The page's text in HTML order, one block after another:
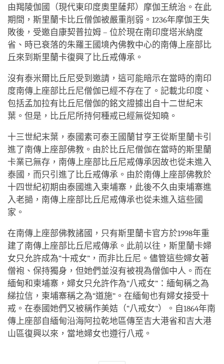
由羯陵伽國（現代東印度奧里薩邦）摩伽王統治。在此
期間，斯里蘭卡比丘僧伽被嚴重削弱。1236年摩伽王失
敗後，受邀自康契普拉姆 – 位於現在南印度塔米納度
省、時已衰落的朱羅王國境內佛教中心的南傳上座部比
丘來到斯里蘭卡復興了比丘戒傳承。
沒有泰米爾比丘尼受到邀請，這可能暗示在當時的南印
度南傳上座部比丘尼僧伽已經不存在了。記載北印度、
包括孟加拉有比丘尼僧伽的銘文證據出自十二世紀末
葉。但是，比丘尼所持何種戒已經無從知曉。
十三世紀末葉，泰國素可泰王國蘭甘亨王從斯里蘭卡引
進了南傳上座部佛教。由於比丘尼僧伽在當時的斯里蘭
卡業已無存，南傳上座部比丘尼戒傳承因故也從未進入
泰國，而只引進了比丘戒傳承。由於南傳上座部佛教於
十四世紀初期由泰國進入柬埔寨，此後不久由柬埔寨進
入老撾，南傳上座部比丘尼戒傳承也從未進入這些國
家。
在南傳上座部佛教諸國，只有斯里蘭卡官方於1998年重
建了南傳上座部比丘尼戒傳承。此前以往，斯里蘭卡婦
女只允許成為“十戒女”，而非比丘尼。儘管這些婦女著
僧袍、保持獨身，但她們並沒有被視為僧伽中人。而在
緬甸和柬埔寨，婦女只允許作為“八戒女”：緬甸稱之為
綈拉信，柬埔寨稱之為“道施”。在緬甸也有婦女接受十
戒。在泰國她們又被稱作美姞（“八戒女”）。自1864年南
傳上座部自緬甸沿海阿拉乾地區傳至吉大港省和吉大港
山區復興以來，當地婦女也遵行八戒。